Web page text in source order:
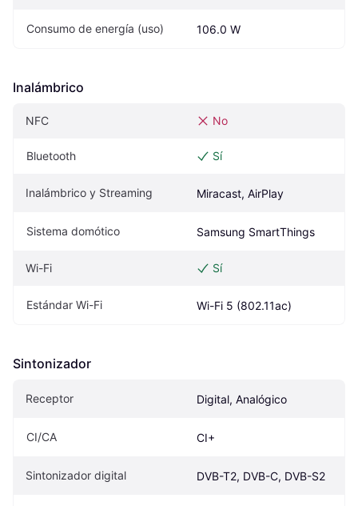
Consumo de energía (uso) 106.0 W
Inalámbrico
NFC No
Bluetooth Sí
Inalámbrico y Streaming Miracast, AirPlay
Sistema domótico Samsung SmartThings
Wi-Fi Sí
Estándar Wi-Fi Wi-Fi 5 (802.11ac)
Sintonizador
Receptor Digital, Analógico
CI/CA CI+
Sintonizador digital DVB-T2, DVB-C, DVB-S2